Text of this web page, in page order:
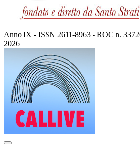
Anno IX - ISSN 2611-8963 - ROC n.
2026